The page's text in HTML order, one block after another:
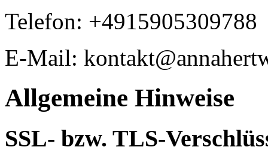
Telefon: +4915905309788
E-Mail:
Allgemeine Hinweise
SSL- bzw. TLS-